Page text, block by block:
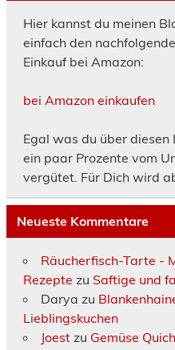
Hier kannst du meinen
einfach den
Einkauf bei Amazon:
bei Amazon einkaufen
Egal was du über diesen
ein paar Prozente vom
vergütet. Für Dich wird
Neueste Kommentare
Räucherfisch-Tarte -
Rezepte zu Saftige und
Darya zu
Lieblingskuchen
Joestzu Gemüse